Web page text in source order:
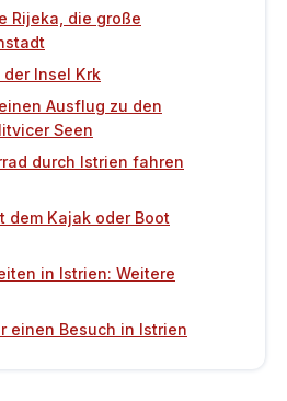
Rijeka, die große
der Insel Krk
Ausflug zu den
Seen
durch Istrien fahren
dem Kajak oder Boot
in Istrien: Weitere
einen Besuch in Istrien